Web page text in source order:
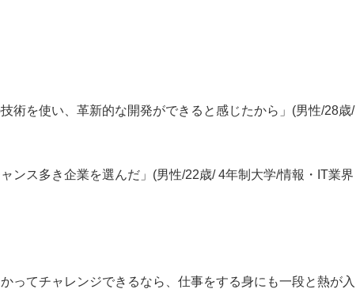
術を使い、革新的な開発ができると感じたから」(男性/28歳/
ンス多き企業を選んだ」(男性/22歳/ 4年制大学/情報・IT業界
ってチャレンジできるなら、仕事をする身にも一段と熱が入